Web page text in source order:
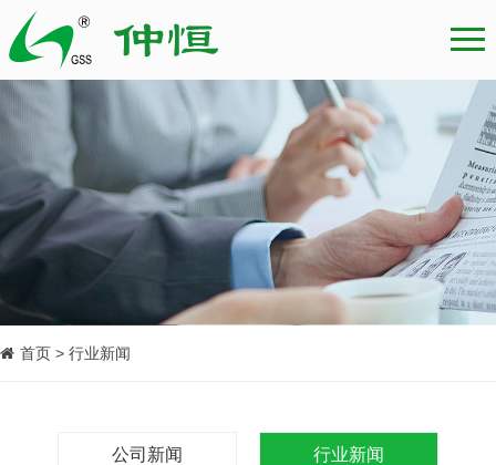
首页 > 行业新闻
公司新闻 行业新闻